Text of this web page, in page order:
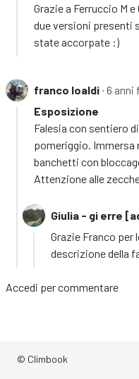
Grazie a Ferruccio M
due versioni presenti
state accorpate :)
franco loaldi ∙ 6 anni
Esposizione
Falesia con sentiero
pomeriggio. Immersa
banchetti con
Attenzione alle
Giulia - gi erre
Grazie Franco
descrizione della
Accedi per commentare
© Climbook